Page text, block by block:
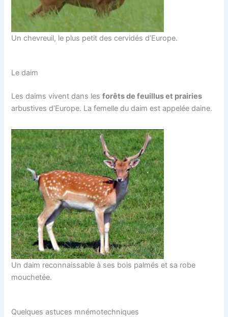
Un chevreuil, le plus petit des cervidés d’Europe.
Le daim
Les daims vivent dans lesforêts de feuillus et prairies
arbustives d’Europe. La femelle du daim est appelée daine.
Un daim reconnaissable à ses bois palmés et sa robe
mouchetée.
Quelques astuces mnémotechniques